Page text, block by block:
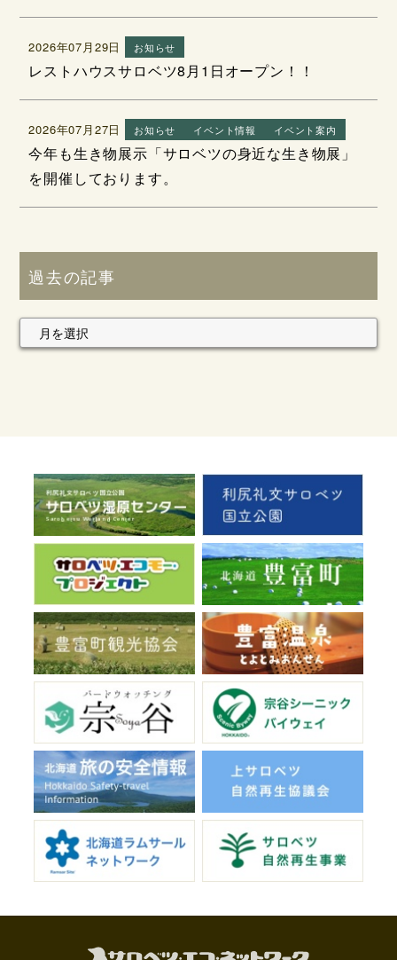
2026年07月29日 お知らせ
レストハウスサロベツ8月1日オープン！！
2026年07月27日 お知らせ イベント情報 イベント案内
今年も生き物展示「サロベツの身近な生き物展」
を開催しております。
過去の記事